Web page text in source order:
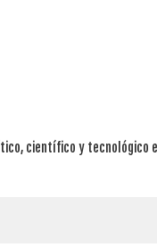
científico y tecnológico